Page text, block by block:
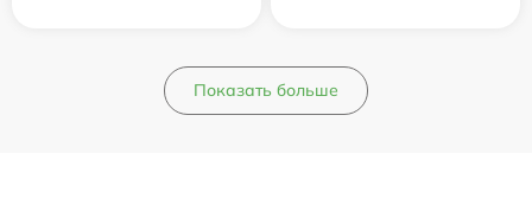
Показать больше